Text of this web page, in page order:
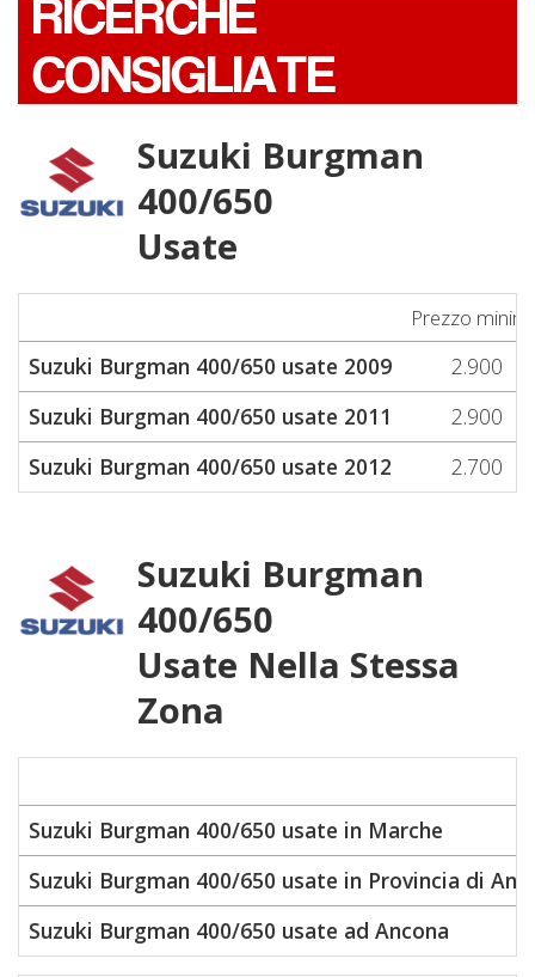
RICERCHE
CONSIGLIATE
Suzuki Burgman
400/650
Usate
Prezzo
Suzuki Burgman 400/650 usate 2009
2.900
Suzuki Burgman 400/650 usate 2011
2.900
Suzuki Burgman 400/650 usate 2012
2.700
Suzuki Burgman
400/650
Usate Nella Stessa
Zona
Suzuki Burgman 400/650 usate in Marche
Suzuki Burgman 400/650 usate in Provincia di
Suzuki Burgman 400/650 usate ad Ancona